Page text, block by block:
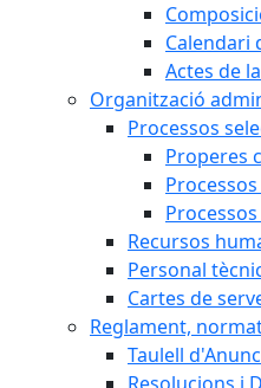
Calendari
Actes de
Organització
Processos
Properes
Recursos
Personal
Cartes de
Reglament,
Taulell